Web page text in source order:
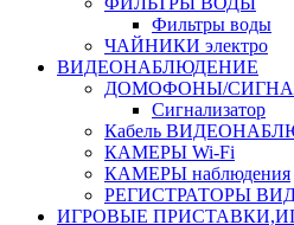
Фильтры воды
ЧАЙНИКИ электро
ВИДЕОНАБЛЮДЕНИЕ
ДОМОФОНЫ/
Сигнализатор
Кабель
КАМЕРЫ Wi-Fi
КАМЕРЫ наблюдения
РЕГИСТРАТОРЫ
ИГРОВЫЕ